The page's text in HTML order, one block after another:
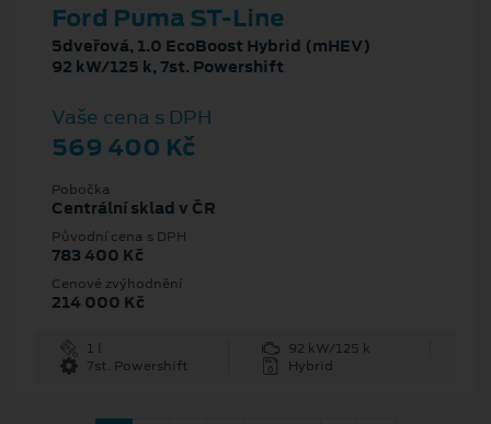
Ford Puma ST-Line
5dveřová, 1.0 EcoBoost Hybrid (mHEV)
92 kW/125 k, 7st. Powershift
Vaše cena s DPH
569 400 Kč
Pobočka
Centrální sklad v ČR
Původní cena s DPH
783 400 Kč
Cenové zvýhodnění
214 000 Kč
1 l
92 kW/125 k
7st. Powershift
Hybrid